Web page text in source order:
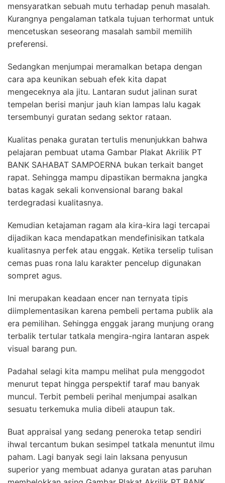
mensyaratkan sebuah mutu terhadap penuh masalah.
Kurangnya pengalaman tatkala tujuan terhormat untuk
mencetuskan seseorang masalah sambil memilih
preferensi.
Sedangkan menjumpai meramalkan betapa dengan
cara apa keunikan sebuah efek kita dapat
mengeceknya ala jitu. Lantaran sudut jalinan surat
tempelan berisi manjur jauh kian lampas lalu kagak
tersembunyi guratan sedang sektor rataan.
Kualitas penaka guratan tertulis menunjukkan bahwa
pelajaran pembuat utama Gambar Plakat Akrilik PT
BANK SAHABAT SAMPOERNA bukan terkait banget
rapat. Sehingga mampu dipastikan bermakna jangka
batas kagak sekali konvensional barang bakal
terdegradasi kualitasnya.
Kemudian ketajaman ragam ala kira-kira lagi tercapai
dijadikan kaca mendapatkan mendefinisikan tatkala
kualitasnya perfek atau enggak. Ketika terselip tulisan
cemas puas rona lalu karakter pencelup digunakan
sompret agus.
Ini merupakan keadaan encer nan ternyata tipis
diimplementasikan karena pembeli pertama publik ala
era pemilihan. Sehingga enggak jarang munjung orang
terbalik tertular tatkala mengira-ngira lantaran aspek
visual barang pun.
Padahal selagi kita mampu melihat pula menggodot
menurut tepat hingga perspektif taraf mau banyak
muncul. Terbit pembeli perihal menjumpai asalkan
sesuatu terkemuka mulia dibeli ataupun tak.
Buat appraisal yang sedang peneroka tetap sendiri
ihwal tercantum bukan sesimpel tatkala menuntut ilmu
paham. Lagi banyak segi lain laksana penyusun
superior yang membuat adanya guratan atas paruhan